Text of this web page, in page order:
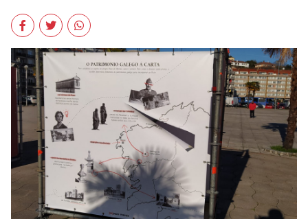
Facebook
TwitterWhatsApp